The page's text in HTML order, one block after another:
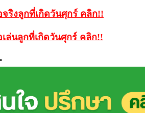
ริงลูกที่เกิดวันศุกร์ คลิก!!
ล่นลูกที่เกิดวันศุกร์ คลิก!!